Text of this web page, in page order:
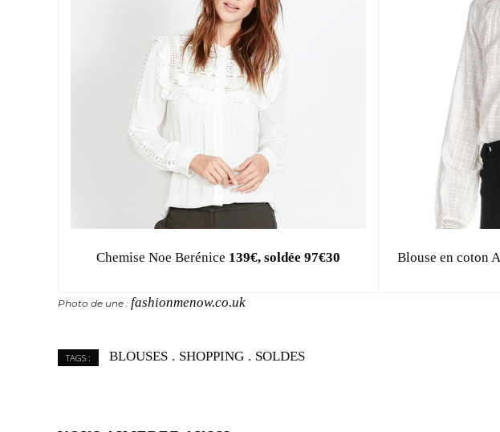
Chemise Noe Berénice 139€, soldée 97€30 Blouse en coton
Photo de une : fashionmenow.co.uk
TAGS : BLOUSES SHOPPING SOLDES